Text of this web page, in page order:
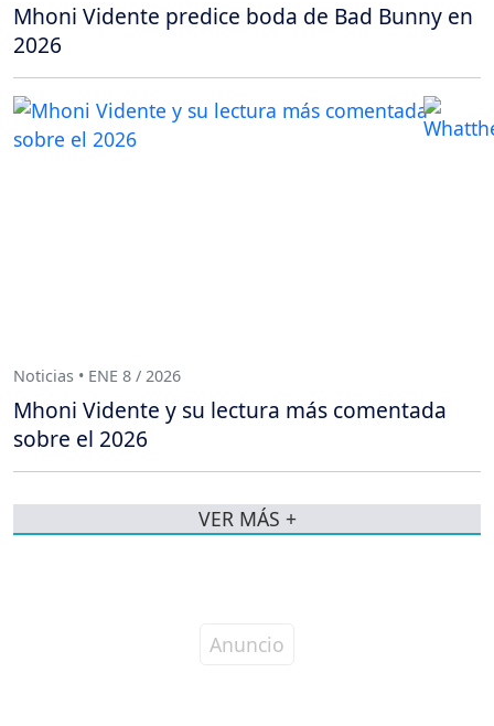
Mhoni Vidente predice boda de Bad Bunny en
2026
Noticias • ENE 8 / 2026
Mhoni Vidente y su lectura más comentada
sobre el 2026
VER MÁS +